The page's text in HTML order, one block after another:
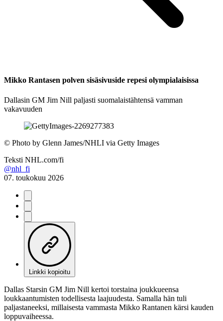
Mikko Rantasen polven sisäsivuside repesi olympialaisissa
Dallasin GM Jim Nill paljasti suomalaistähtensä vamman
vakavuuden
© Photo by Glenn James/NHLI via Getty Images
Teksti NHL.com/fi
@nhl_fi
07. toukokuu 2026
Linkki kopioitu
Dallas Starsin GM Jim Nill kertoi torstaina joukkueensa
loukkaantumisten todellisesta laajuudesta. Samalla hän tuli
paljastaneeksi, millaisesta vammasta Mikko Rantanen kärsi kauden
loppuvaiheessa.